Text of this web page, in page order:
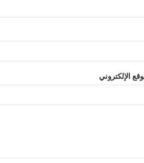
الإلكتروني